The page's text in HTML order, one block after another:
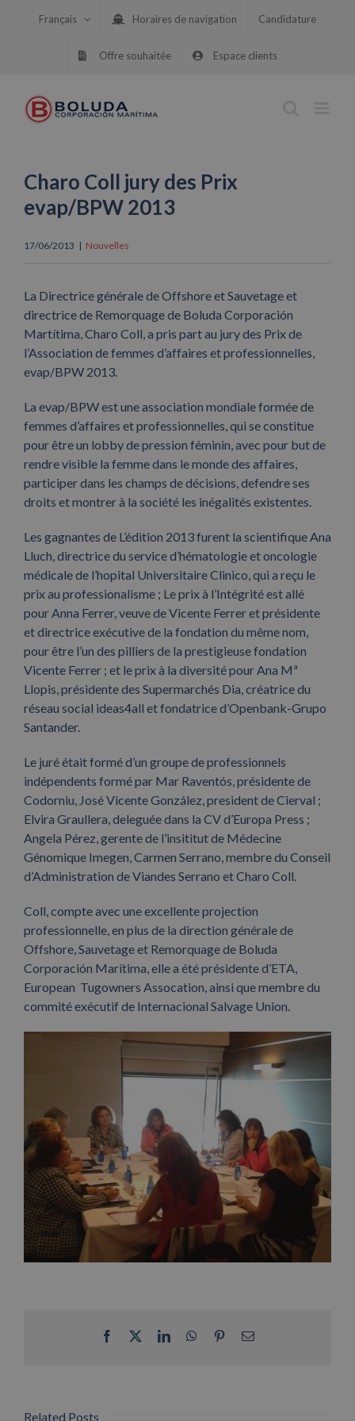
Français Horaires de navigation Candidature
Offre souhaitée Espace clients
Charo Coll jury des Prix
evap/BPW 2013
17/06/2013 | Nouvelles
La Directrice générale de Offshore et Sauvetage et
directrice de Remorquage de Boluda Corporación
Martítima, Charo Coll, a pris part au jury des Prix de
l’Association de femmes d’affaires et professionnelles,
evap/BPW 2013.
La evap/BPW est une association mondiale formée de
femmes d’affaires et professionnelles, qui se constitue
pour être un lobby de pression féminin, avec pour but de
rendre visible la femme dans le monde des affaires,
participer dans les champs de décisions, defendre ses
droits et montrer à la société les inégalités existentes.
Les gagnantes de L’édition 2013 furent la scientifique Ana
Lluch, directrice du service d’hématologie et oncologie
médicale de l’hopital Universitaire Clinico, qui a reçu le
prix au professionalisme ; Le prix à l’Intégrité est allé
pour Anna Ferrer, veuve de Vicente Ferrer et présidente
et directrice exécutive de la fondation du même nom,
pour être l’un des pilliers de la prestigieuse fondation
Vicente Ferrer ; et le prix à la diversité pour Ana Mª
Llopis, présidente des Supermarchés Dia, créatrice du
réseau social ideas4all et fondatrice d’Openbank-Grupo
Santander.
Le juré était formé d’un groupe de professionnels
indépendents formé par Mar Raventós, présidente de
Codorniu, José Vicente González, president de Cierval ;
Elvira Graullera, deleguée dans la CV d’Europa Press ;
Angela Pérez, gerente de l’insititut de Médecine
Génomique Imegen, Carmen Serrano, membre du Conseil
d’Administration de Viandes Serrano et Charo Coll.
Coll, compte avec une excellente projection
professionnelle, en plus de la direction générale de
Offshore, Sauvetage et Remorquage de Boluda
Corporación Marítima, elle a été présidente d’ETA,
European Tugowners Assocation, ainsi que membre du
commité exécutif de Internacional Salvage Union.
Facebook LinkedInWhatsApp
PinterestEmail
Related Posts